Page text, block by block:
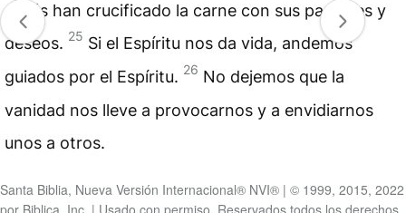
Jesús han crucificado la carne con sus pasiones y
deseos. 25 Si el Espíritu nos da vida, andemos
guiados por el Espíritu. 26 No dejemos que la
vanidad nos lleve a provocarnos y a envidiarnos
unos a otros.
Santa Biblia, Nueva Versión Internacional® NVI® | © 1999, 2015, 2022